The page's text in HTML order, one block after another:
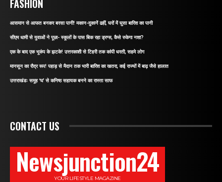
FASHION
आसमान से आफत बनकर बरसा पानी! मकान-दुकानें ढहीं, घरों में घुसा बारिश का पानी
सीएम धामी से युवाओं ने पूछा- स्कूलों के पास बिक रहा ड्रग्स, कैसे रुकेगा नशा?
एक के बाद एक भूकंप के झटके! उत्तरकाशी से टिहरी तक कांपी धरती, सहमे लोग
मानसून का रौद्र रूप! पहाड़ से मैदान तक भारी बारिश का खतरा, कई राज्यों में बाढ़ जैसे हालात
उत्तराखंडः समूह ‘घ’ से कनिष्ठ सहायक बनने का रास्ता साफ
CONTACT US
Newsjunction24
YOUR LIFESTYLE MAGAZINE